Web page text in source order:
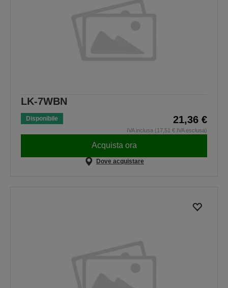
LK-7WBN
Disponibile 21,36 €
IVA inclusa (17,51 € IVA esclusa)
Acquista ora
Dove acquistare